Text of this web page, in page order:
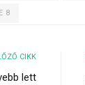
8
CIKK
lett